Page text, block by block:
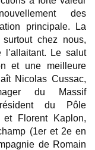
des
principale. La
chez nous,
Le salut
et une meilleure
Nicolas Cussac,
du Massif
du Pôle
Florent Kaplon,
(1er et 2e en
de Romain